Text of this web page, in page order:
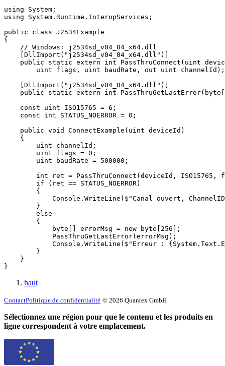
using System;
using System.Runtime.InteropServices;
public class J2534Example
{
    // Windows: j2534sd_v04_04_x64.dll
    [DllImport("j2534sd_v04_04_x64.dll")]
public static extern int PassThruConnect(uint
        uint flags, uint baudRate, out uint channelId);
    [DllImport("j2534sd_v04_04_x64.dll")]
public static extern int
    const uint ISO15765 = 6;
    const int STATUS_NOERROR = 0;
    public void ConnectExample(uint deviceId)
    {
        uint channelId;
        uint flags = 0;
        uint baudRate = 500000;
int ret = PassThruConnect(deviceId, ISO15765,
        if (ret == STATUS_NOERROR)
        {
Console.WriteLine($"Canal ouvert,
        }
        else
        {
            byte[] errorMsg = new byte[256];
            PassThruGetLastError(errorMsg);
Console.WriteLine($"Erreur :
        }
    }
}
haut
ContactPolitique de confidentialité © 2026 Quantex GmbH
Sélectionnez une région pour que le contenu et les produits en
ligne correspondent à votre emplacement.